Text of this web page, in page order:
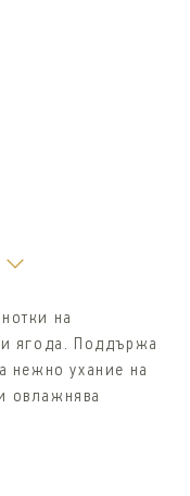
на
ягода. Поддържа
нежно ухание на
овлажнява